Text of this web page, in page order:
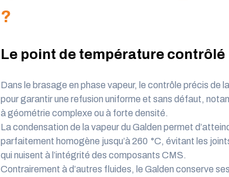
?
Le point de température contrôlé
Dans le brasage en phase vapeur, le contrôle précis de
pour garantir une refusion uniforme et sans défaut,
à géométrie complexe ou à forte densité.
La condensation de la vapeur du Galden permet
parfaitement homogène jusqu’à 260 °C, évitant les
qui nuisent à l’intégrité des composants CMS.
Contrairement à d’autres fluides, le Galden conserve